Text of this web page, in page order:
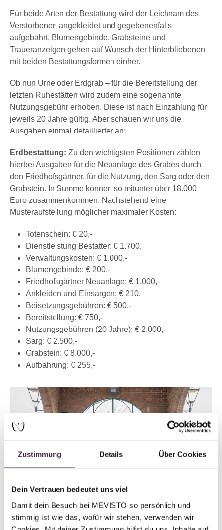
Zustimmung Details Über Cookies
Dein Vertrauen bedeutet uns viel
Damit dein Besuch bei MEVISTO so persönlich und
stimmig ist wie das, wofür wir stehen, verwenden wir
Für beide Arten der Bestattung wird der Leichnam des
Verstorbenen angekleidet und gegebenenfalls
aufgebahrt. Blumengebinde, Grabsteine und
Traueranzeigen gehen auf Wunsch der Hinterbliebenen
mit beiden Bestattungsformen einher.
Ob nun Urne oder Erdgrab – für die Bereitstellung der
letzten Ruhestätten wird zudem eine sogenannte
Nutzungsgebühr erhoben. Diese ist nach Einzahlung für
jeweils 20 Jahre gültig. Aber schauen wir uns die
Ausgaben einmal detaillierter an:
Erdbestattung: Zu den wichtigsten Positionen zählen
hierbei Ausgaben für die Neuanlage des Grabes durch
den Friedhofsgärtner, für die Nutzung, den Sarg oder den
Grabstein. In Summe können so mitunter über 18.000
Euro zusammenkommen. Nachstehend eine
Musteraufstellung möglicher maximaler Kosten:
Totenschein: € 20,-
Dienstleistung Bestatter: € 1.700,
Verwaltungskosten: € 1.000,-
Blumengebinde: € 200,-
Friedhofsgärtner Neuanlage: € 1.000,-
Ankleiden und Einsargen: € 210,
Beisetzungsgebühren: € 500,-
Bereitstellung: € 750,-
Nutzungsgebühren (20 Jahre): € 2.000,-
Sarg: € 2.500,-
Grabstein: € 8.000,-
Aufbahrung: € 255,-